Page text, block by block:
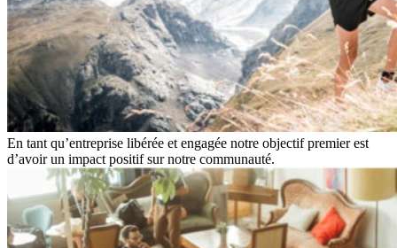
En tant qu’entreprise libérée et engagée notre objectif premier est
d’avoir un impact positif sur notre communauté.